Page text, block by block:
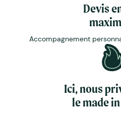
Devis
Accompagnement
Ici, nous
le made